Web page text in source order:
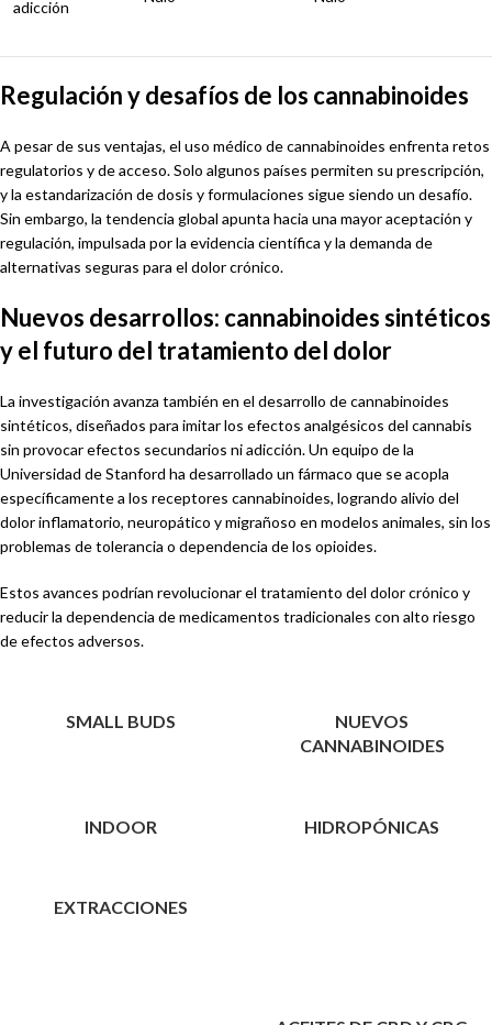
adicción
Regulación y desafíos de los cannabinoides
A pesar de sus ventajas, el uso médico de cannabinoides enfrenta retos
regulatorios y de acceso. Solo algunos países permiten su prescripción,
y la estandarización de dosis y formulaciones sigue siendo un desafío.
Sin embargo, la tendencia global apunta hacia una mayor aceptación y
regulación, impulsada por la evidencia científica y la demanda de
alternativas seguras para el dolor crónico.
Nuevos desarrollos: cannabinoides sintéticos
y el futuro del tratamiento del dolor
La investigación avanza también en el desarrollo de cannabinoides
sintéticos, diseñados para imitar los efectos analgésicos del cannabis
sin provocar efectos secundarios ni adicción. Un equipo de la
Universidad de Stanford ha desarrollado un fármaco que se acopla
específicamente a los receptores cannabinoides, logrando alivio del
dolor inflamatorio, neuropático y migrañoso en modelos animales, sin los
problemas de tolerancia o dependencia de los opioides.
Estos avances podrían revolucionar el tratamiento del dolor crónico y
reducir la dependencia de medicamentos tradicionales con alto riesgo
de efectos adversos.
SMALL BUDS
NUEVOS
CANNABINOIDES
INDOOR HIDROPÓNICAS
EXTRACCIONES